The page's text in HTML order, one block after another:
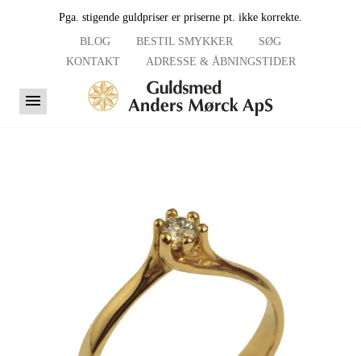
Pga. stigende guldpriser er priserne pt. ikke korrekte.
BLOG
BESTIL SMYKKER
SØG
KONTAKT
ADRESSE & ÅBNINGSTIDER